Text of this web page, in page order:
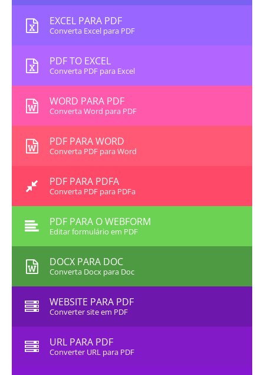
EXCEL PARA PDF
Converta Excel para PDF
PDF TO EXCEL
Converta PDF para Excel
WORD PARA PDF
Converta Word para PDF
PDF PARA WORD
Converta PDF para Word
PDF PARA PDFA
Converta PDF para PDFa
PDF PARA O WEBFORM
Editar formulário em PDF
DOCX PARA DOC
Converta Docx para Doc
WEBSITE PARA PDF
Converter site em PDF
URL PARA PDF
Converter URL para PDF